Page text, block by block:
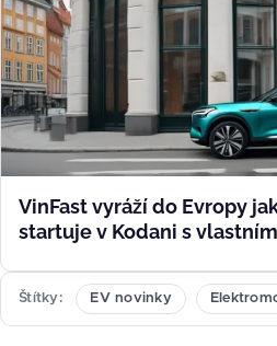
VinFast vyráží do Evropy
startuje v Kodani s
Štítky EV novinky